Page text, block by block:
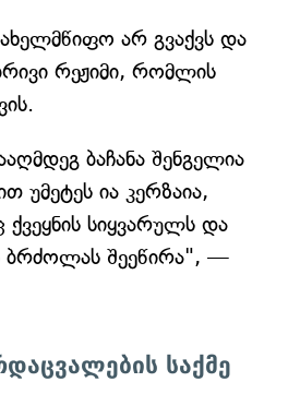
არ გვაქვს და
რეჟიმი, რომლის
ბაჩანა შენგელია
უმეტეს ია კერზაია,
სიყვარულს და
ბრძოლას შეეწირა", —
საქმე